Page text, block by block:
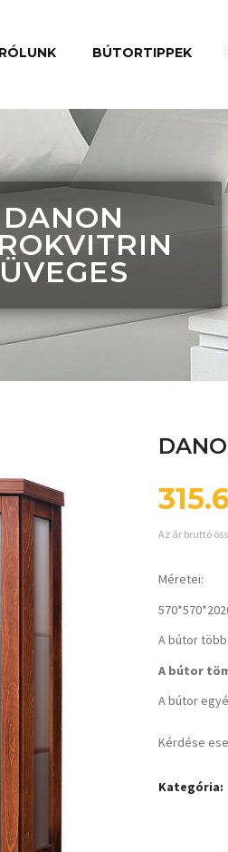
RÓLUNK BÚTORTIPPEK
DANON
ÜVEGES
Az ár bruttó
Méretei:
A bútor
A bútor
A bútor
Kérdése
Kategória: